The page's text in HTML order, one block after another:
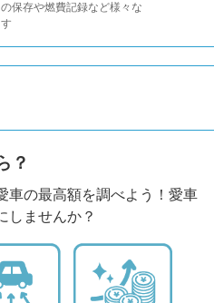
保存や燃費記録など様々な
？
車の最高額を調べよう！愛車
しませんか？